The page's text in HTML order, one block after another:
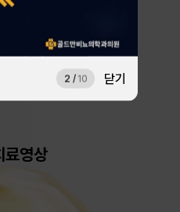
3 / 10 닫기
로 시작하기
으로 시작하기
드립니다.
결석
료영상